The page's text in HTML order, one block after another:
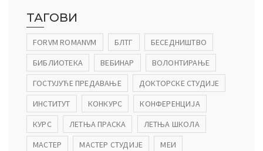
ТАГОВИ
FORVM ROMANVM БЛТГ
БЕСЕДНИШТВО
БИБЛИОТЕКА
ВЕБИНАР
ВОЛОНТИРАЊЕ
ГОСТУЈУЋЕ ПРЕДАВАЊЕ
ДОКТОРСКЕ СТУДИЈЕ
ИНСТИТУТ
КОНКУРС
КОНФЕРЕНЦИЈА
КУРС
ЛЕТЊА ПРАСКА
ЛЕТЊА ШКОЛА
МАСТЕР
МАСТЕР СТУДИЈЕ
МЕИ